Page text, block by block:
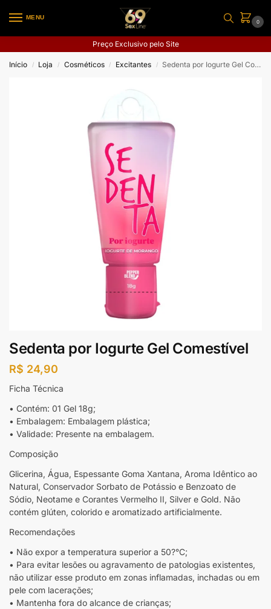
MENU
0
Preço Exclusivo pelo Site
Início / Loja / Cosméticos / Excitantes / Sedenta por Iogurte Gel Comestível
Sedenta por Iogurte Gel Comestível
R$ 24,90
Ficha Técnica
• Contém: 01 Gel 18g;
• Embalagem: Embalagem plástica;
• Validade: Presente na embalagem.
Composição
Glicerina, Água, Espessante Goma Xantana, Aroma Idêntico ao
Natural, Conservador Sorbato de Potássio e Benzoato de
Sódio, Neotame e Corantes Vermelho II, Silver e Gold. Não
contém glúten, colorido e aromatizado artificialmente.
Recomendações
• Não expor a temperatura superior a 50?°C;
• Para evitar lesões ou agravamento de patologias existentes,
não utilizar esse produto em zonas inflamadas, inchadas ou em
pele com lacerações;
• Mantenha fora do alcance de crianças;